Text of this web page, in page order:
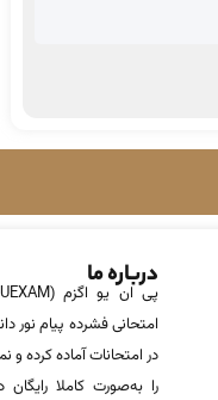
درباره ما
امتحانی فشرده پیام نور
در امتحانات آماده‌ کرده
را به‌صورت کاملا